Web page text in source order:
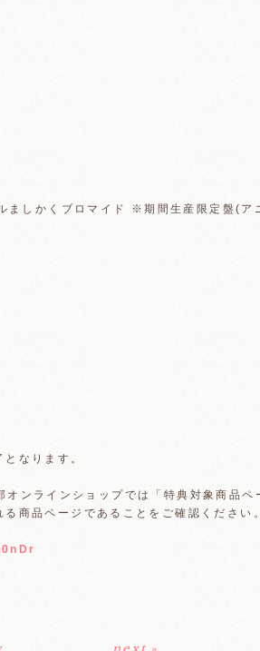
しかくブロマイド ※期間生産限定盤(ア
なります。
ンラインショップでは「特典対象商品ペ
商品ページであることをご確認ください